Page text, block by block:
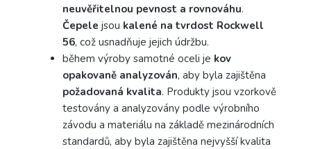
neuvěřitelnou pevnost a rovnováhu.
Čepele jsou kalené na tvrdost Rockwell
56, což usnadňuje jejich údržbu.
během výroby samotné oceli je kov
opakovaně analyzován, aby byla zajištěna
požadovaná kvalita. Produkty jsou vzorkově
testovány a analyzovány podle výrobního
závodu a materiálu na základě mezinárodních
standardů, aby byla zajištěna nejvyšší kvalita